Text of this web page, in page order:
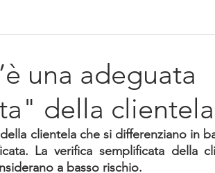
una adeguata
della clientela
clientela che si differenziano in
La verifica semplificata della
a basso rischio.